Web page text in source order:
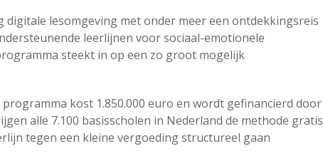
digitale lesomgeving met onder meer een ontdekkingsreis
leerlijnen voor sociaal-emotionele
steekt in op een zo groot mogelijk
kost 1.850.000 euro en wordt gefinancierd door
alle 7.100 basisscholen in Nederland de methode gratis
tegen een kleine vergoeding structureel gaan